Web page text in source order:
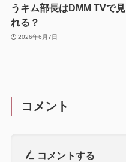
うキム部長はDMM TVで見
れる？
2026年6月7日
コメント
コメントする